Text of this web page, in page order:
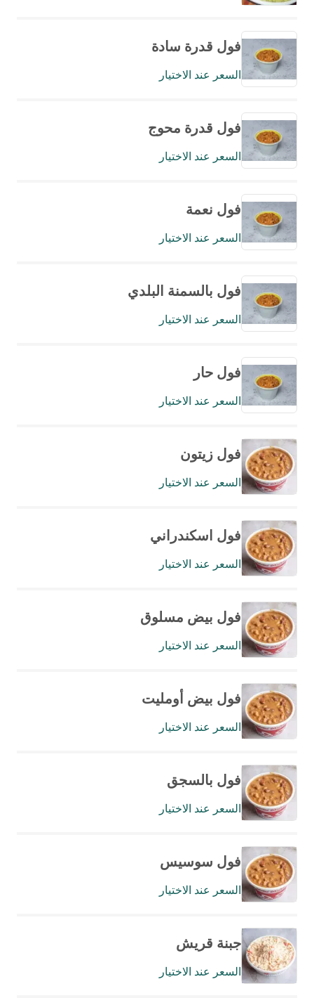
فول قدرة سادة
السعر عند الاختيار
فول قدرة محوج
السعر عند الاختيار
فول نعمة
السعر عند الاختيار
فول بالسمنة البلدي
السعر عند الاختيار
فول حار
السعر عند الاختيار
فول زيتون
السعر عند الاختيار
فول اسكندراني
السعر عند الاختيار
فول بيض مسلوق
السعر عند الاختيار
فول بيض أومليت
السعر عند الاختيار
فول بالسجق
السعر عند الاختيار
فول سوسيس
السعر عند الاختيار
جبنة قريش
السعر عند الاختيار